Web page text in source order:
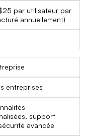
par utilisateur par
annuellement)
entreprises
support
avancée